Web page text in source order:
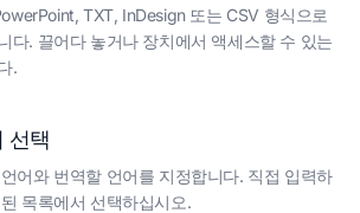
TXT, InDesign 또는 CSV 형식으로
다. 끌어다 놓거나 장치에서 액세스할 수 있는
.
선택
어와 번역할 언어를 지정합니다. 직접 입력하
목록에서 선택하십시오.